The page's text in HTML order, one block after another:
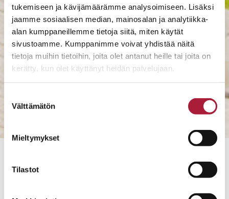
tukemiseen ja kävijämäärämme analysoimiseen. Lisäksi
jaamme sosiaalisen median, mainosalan ja analytiikka-
alan kumppaneillemme tietoja siitä, miten käytät
sivustoamme. Kumppanimme voivat yhdistää näitä
tietoja muihin tietoihin, joita olet antanut heille tai joita on
kerätty, kun olet käyttänyt heidän palvelujaan.
valinta
Välttämätön
Mieltymykset
Tilastot